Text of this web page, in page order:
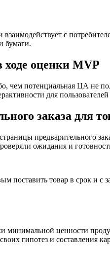
с
бумаги.
ходе оценки MVP
чем потенциальная ЦА не
для
заказа для
предварительного
ожидания и
поставить товар в срок и
минимальной ценности
гипотез и составления